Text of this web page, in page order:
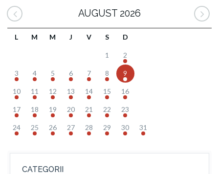
AUGUST 2026
L M M J V S D
1 2
3 4 5 6 7 8 9
10 11 12 13 14 15 16
17 18 19 20 21 22 23
24 25 26 27 28 29 30 31
CATEGORII